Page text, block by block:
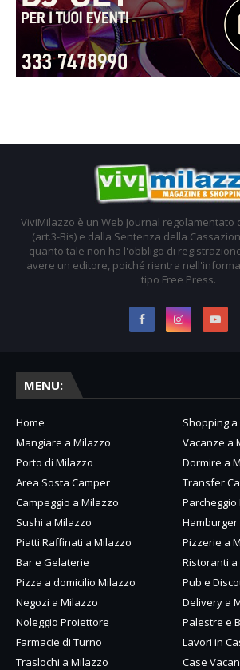
ViviMilazzo è un Web Journal regolamentato
(art.3-Bis) e dalla Sentenza della
quanto tale non ha l'obbligo di
avere un editore, poiché rientra
tipo Free Press.
MENU:
Home
Shopping
Mangiare a Milazzo
Vacanze a
Porto di Milazzo
Dormire a
Area Sosta Camper
Transfer
Campeggio a Milazzo
Sushi a Milazzo
Piatti Raffinati a Milazzo
Pizzerie a
Bar e Gelaterie
Ristoranti
Pizza a domicilio Milazzo
Pub e
Negozi a Milazzo
Delivery a
Noleggio Proiettore
Palestre e
Farmacie di Turno
Lavori in
Traslochi a Milazzo
Case